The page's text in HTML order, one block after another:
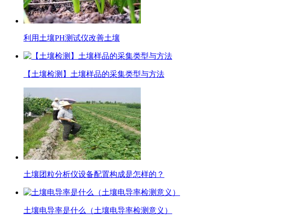
利用土壤PH测试仪改善土壤
【土壤检测】土壤样品的采集类型与方法
土壤团粒分析仪设备配置构成是怎样的？
土壤电导率是什么（土壤电导率检测意义）